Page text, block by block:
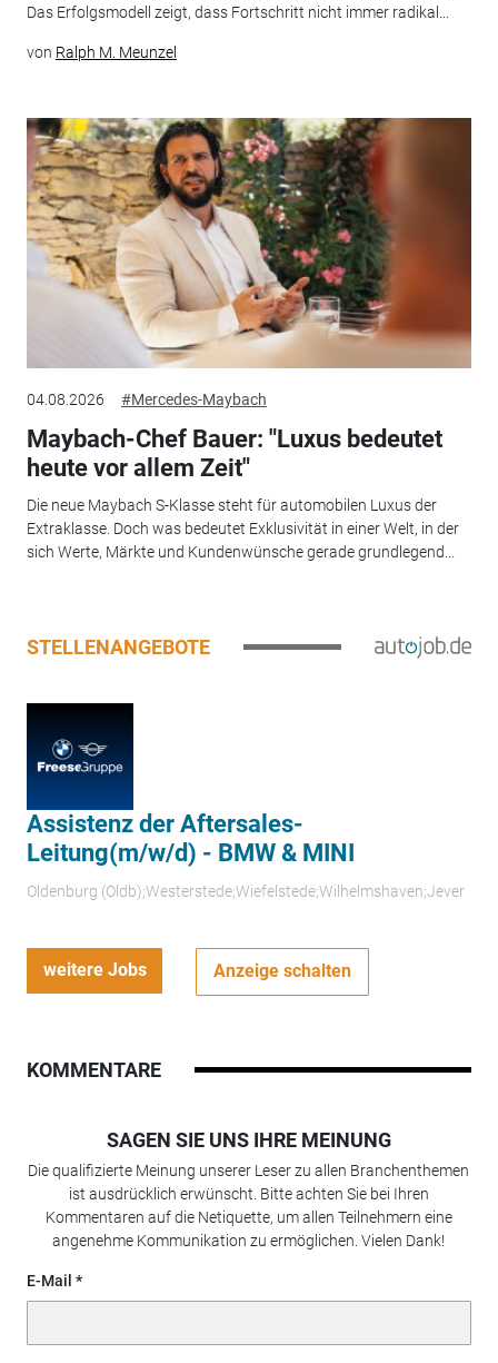
Das Erfolgsmodell zeigt, dass Fortschritt nicht immer radikal...
von Ralph M. Meunzel
04.08.2026 #Mercedes-Maybach
Maybach-Chef Bauer: "Luxus bedeutet
heute vor allem Zeit"
Die neue Maybach S-Klasse steht für automobilen Luxus der
Extraklasse. Doch was bedeutet Exklusivität in einer Welt, in der
sich Werte, Märkte und Kundenwünsche gerade grundlegend...
STELLENANGEBOTE
Assistenz der Aftersales-
Leitung(m/w/d) - BMW & MINI
Oldenburg (Oldb);Westerstede;Wiefelstede;Wilhelmshaven;Jever
weitere Jobs Anzeige schalten
KOMMENTARE
SAGEN SIE UNS IHRE MEINUNG
Die qualifizierte Meinung unserer Leser zu allen Branchenthemen
ist ausdrücklich erwünscht. Bitte achten Sie bei Ihren
Kommentaren auf die Netiquette, um allen Teilnehmern eine
angenehme Kommunikation zu ermöglichen. Vielen Dank!
E-Mail